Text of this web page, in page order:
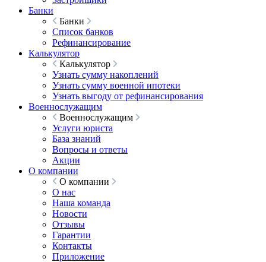
Банки
Банки
Список банков
Рефинансирование
Калькулятор
Калькулятор
Узнать сумму накоплений
Узнать сумму военной ипотеки
Узнать выгоду от рефинансирования
Военнослужащим
Военнослужащим
Услуги юриста
База знаний
Вопросы и ответы
Акции
О компании
О компании
О нас
Наша команда
Новости
Отзывы
Гарантии
Контакты
Приложение